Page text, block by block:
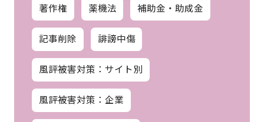
著作権 薬機法 補助金・助成金
記事削除 誹謗中傷
風評被害対策：サイト別
風評被害対策：企業